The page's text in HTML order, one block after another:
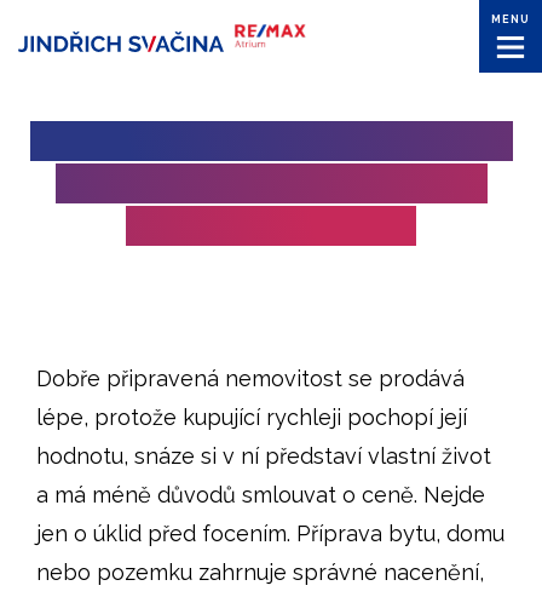
MENU
Dobře připravená nemovitost se prodává
lépe, protože kupující rychleji pochopí její
hodnotu, snáze si v ní představí vlastní život
a má méně důvodů smlouvat o ceně. Nejde
jen o úklid před focením. Příprava bytu, domu
nebo pozemku zahrnuje správné nacenění,